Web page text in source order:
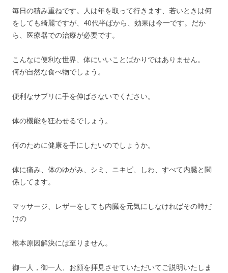
毎日の積み重ねです。人は年を取って行きます、若いときは何
をしても綺麗ですが、40代半ばから、効果は今一です。だか
ら、医療器での治療が必要です。
こんなに便利な世界、体にいいことばかりではありません。
何が自然な食べ物でしょう。
便利なサプリに手を伸ばさないでください。
体の機能を狂わせるでしょう。
何のために健康を手にしたいのでしょうか。
体に痛み、体のゆがみ、シミ、ニキビ、しわ、すべて内臓と関
係してます。
マッサージ、レザーをしても内臓を元気にしなければその時だ
けの
根本原因解決には至りません。
御一人，御一人、お顔を拝見させていただいてご説明いたしま